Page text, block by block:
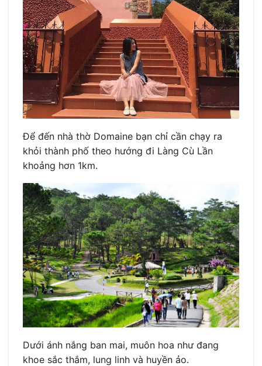
Để đến nhà thờ Domaine bạn chỉ cần chạy ra
khỏi thành phố theo hướng đi Làng Cù Lần
khoảng hơn 1km.
Dưới ánh nắng ban mai, muôn hoa như đang
khoe sắc thắm, lung linh và huyền ảo.